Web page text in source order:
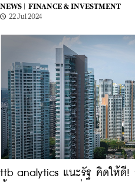
NEWS |
FINANCE & INVESTMENT
22 Jul 2024
ttb analytics แนะรัฐ คิดให้ดี!